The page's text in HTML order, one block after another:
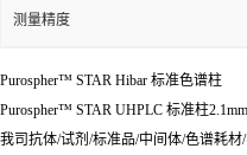
测量精度
Purospher™ STAR Hibar 标准色谱柱
Purospher™ STAR UHPLC 标准柱
我司抗体/试剂/标准品/中间体/色谱耗